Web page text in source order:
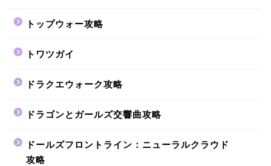
トップウォー攻略
トワツガイ
ドラクエウォーク攻略
ドラゴンとガールズ交響曲攻略
ドールズフロントライン：ニューラルクラウド
攻略